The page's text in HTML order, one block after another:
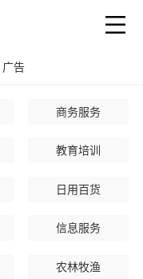
广告
商务服务
教育培训
日用百货
信息服务
农林牧渔